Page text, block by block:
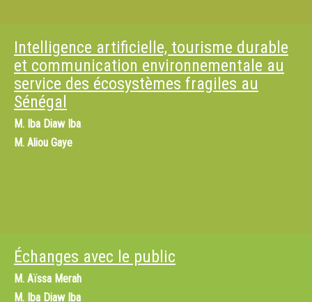
Intelligence artificielle, tourisme durable
et communication environnementale au
service des écosystèmes fragiles au
Sénégal
M. Iba Diaw Iba
M. Aliou Gaye
Échanges avec le public
M. Aïssa Merah
M. Iba Diaw Iba